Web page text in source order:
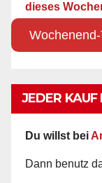
dieses
JEDER KAUF
Du willst bei
Dann benutz